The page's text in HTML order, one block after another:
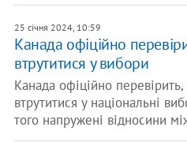
25 січня 2024, 10:59
Канада офіційно
втрутитися у вибори
Канада офіційно перевірить,
втрутитися у національні
того напружені відносини